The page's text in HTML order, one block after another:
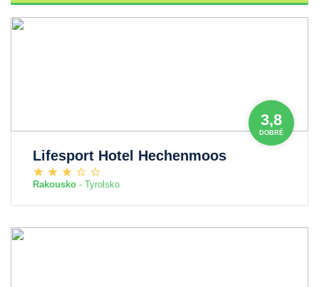
3,8
DOBRÉ
Lifesport Hotel Hechenmoos
Rakousko - Tyrolsko